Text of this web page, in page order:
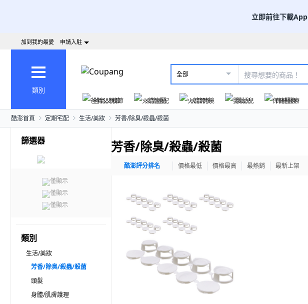
立即前往下載App
加到我的最愛 申請入駐
類別
全部
爸氣父親節
火箭速配 火箭跨境 嬰幼兒 保健醫療
酷澎首頁 定期宅配 生活/美妝 芳香/除臭/殺蟲/殺菌
篩選器
僅顯示
僅顯示
僅顯示
類別
生活/美妝
芳香/除臭/殺蟲/殺菌
頭髮
身體/肌膚護理
芳香/除臭/殺蟲/殺菌
酷澎評分排名 價格最低 價格最高 最熱銷 最新上架